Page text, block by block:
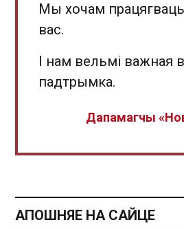
Мы хочам
вас.
І нам вельмі важная
падтрымка.
Дапамагчы
АПОШНЯЕ НА САЙЦЕ